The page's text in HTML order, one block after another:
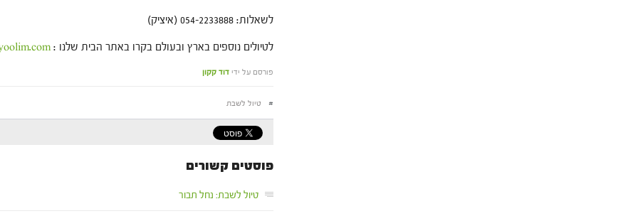
לשאלות: 054-2233888 (איציק)
לטיולים נוספים בארץ ובעולם בקרו באתר הבית שלנו :
פורסם על ידי דוד קקון
# טיול לשבת
פוסטים קשורים
טיול לשבת: נחל תבור